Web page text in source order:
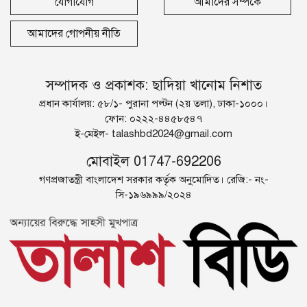
আমাদের গোপনীয় নীতি
সম্পাদক ও প্রকাশক: ছাদিয়া খানোম নিশাত
প্রধান কার্যালয়: ৫৮/১- পুরানা পল্টন (২য় তলা), ঢাকা-১০০০।
ফোন: ০২২২-৪৪৫৮৫৪৭
ই-মেইল- talashbd2024@gmail.com
মোবাইল 01747-692206
গণপ্রজাতন্ত্রী বাংলাদেশ সরকার কর্তৃক অনুমোদিত। রেজি:- নং-
সি-১৯৬৯৯৯/২০২৪